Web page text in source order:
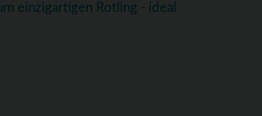
einzigartigen Rotling - ideal